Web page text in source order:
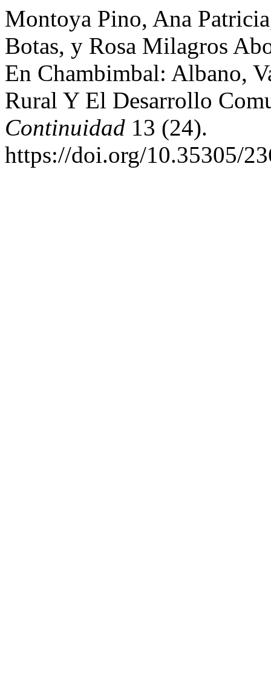
Montoya Pino, Ana
Botas, y Rosa Milagros
En Chambimbal: Albano,
Rural Y El Desarrollo
Continuidad 13 (24).
https://doi.org/10.35305/